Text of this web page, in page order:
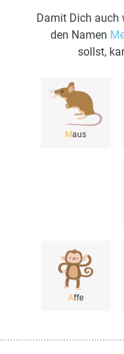
Damit Dich auch
den Namen
sollst,
Maus
Affe